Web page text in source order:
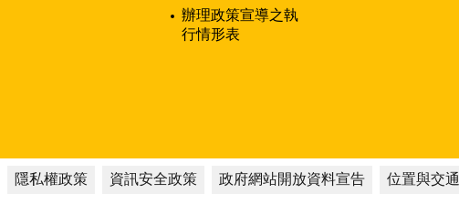
辦理政策宣導之執
行情形表
隱私權政策 資訊安全政策 政府網站開放資料宣告 位置與交通